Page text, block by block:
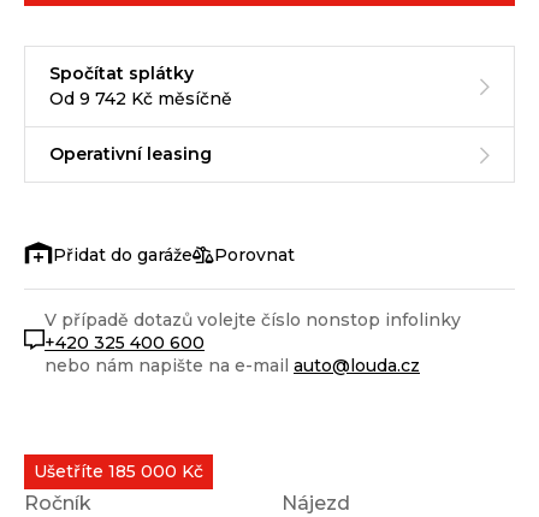
Ušetříte 185 000 Kč
Ročník Nájezd
Spočítat splátky
Od 9 742 Kč měsíčně
Operativní leasing
Porovnat
V případě dotazů volejte číslo nonstop infolinky
+420 325 400 600
nebo nám napište na e-mail auto@louda.cz